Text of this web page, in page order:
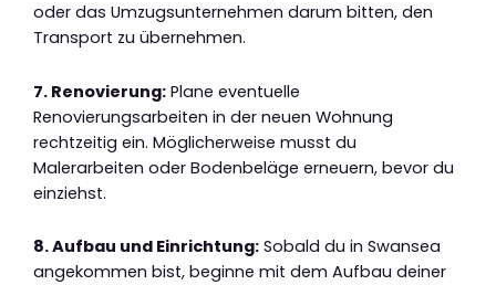
oder das Umzugsunternehmen darum bitten, den
Transport zu übernehmen.
7. Renovierung: Plane eventuelle
Renovierungsarbeiten in der neuen Wohnung
rechtzeitig ein. Möglicherweise musst du
Malerarbeiten oder Bodenbeläge erneuern, bevor du
einziehst.
8. Aufbau und Einrichtung: Sobald du in Swansea
angekommen bist, beginne mit dem Aufbau deiner